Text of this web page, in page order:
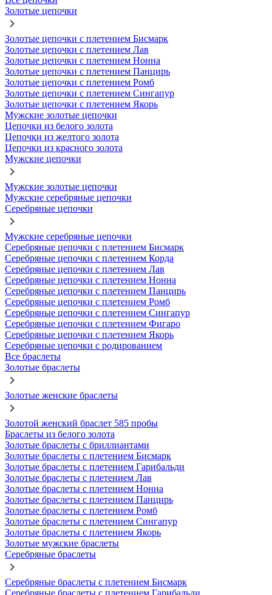
Золотые цепочки
Золотые цепочки с плетением Бисмарк
Золотые цепочки с плетением Лав
Золотые цепочки с плетением Нонна
Золотые цепочки с плетением Панцирь
Золотые цепочки с плетением Ромб
Золотые цепочки с плетением Сингапур
Золотые цепочки с плетением Якорь
Мужские золотые цепочки
Цепочки из белого золота
Цепочки из желтого золота
Цепочки из красного золота
Мужские цепочки
Мужские золотые цепочки
Мужские серебряные цепочки
Серебряные цепочки
Мужские серебряные цепочки
Серебряные цепочки с плетением Бисмарк
Серебряные цепочки с плетением Корда
Серебряные цепочки с плетением Лав
Серебряные цепочки с плетением Нонна
Серебряные цепочки с плетением Панцирь
Серебряные цепочки с плетением Ромб
Серебряные цепочки с плетением Сингапур
Серебряные цепочки с плетением Фигаро
Серебряные цепочки с плетением Якорь
Серебряные цепочки с родированием
Все браслеты
Золотые браслеты
Золотые женские браслеты
Золотой женский браслет 585 пробы
Браслеты из белого золота
Золотые браслеты с бриллиантами
Золотые браслеты с плетением Бисмарк
Золотые браслеты с плетением Гарибальди
Золотые браслеты с плетением Лав
Золотые браслеты с плетением Нонна
Золотые браслеты с плетением Панцирь
Золотые браслеты с плетением Ромб
Золотые браслеты с плетением Сингапур
Золотые браслеты с плетением Якорь
Золотые мужские браслеты
Серебряные браслеты
Серебряные браслеты с плетением Бисмарк
Серебряные браслеты с плетением Гарибальди